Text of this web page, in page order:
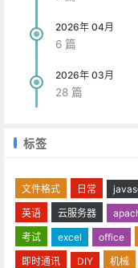
2026年 04月
6 篇
2026年 03月
28 篇
标签
文件格式 日常
英语
云服务器
考试
excel office
即时通讯
DIY 机械